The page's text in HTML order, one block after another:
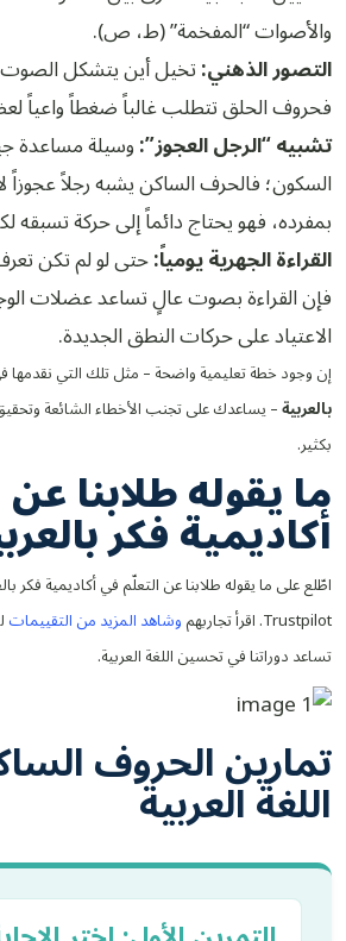
والأصوات “المفخمة” (ط، ص).
التصور الذهني:تخيل أين يتشكل الصوت
فحروف الحلق تتطلب غالباً ضغطاً واعياً
تشبيه “الرجل العجوز”:وسيلة مساعدة
السكون؛ فالحرف الساكن يشبه رجلاً عجوزاً
بمفرده، فهو يحتاج دائماً إلى حركة تسبقه
القراءة الجهرية يومياً:حتى لو لم تكن
فإن القراءة بصوت عالٍ تساعد عضلات
الاعتياد على حركات النطق الجديدة.
إن وجود خطة تعليمية واضحة – مثل تلك التي نقدمها
بالعربية– يساعدك على تجنب الأخطاء الشائعة
بكثير.
ما يقوله طلابنا عن
أكاديمية فكر
اطّلع على ما يقوله طلابنا عن التعلّم في أكاديمية فكر
Trustpilot. اقرأ تجاربهم
وشاهد المزيد من التقييمات
تساعد دوراتنا في تحسين اللغة العربية.
تمارين الحروف
اللغة العربية